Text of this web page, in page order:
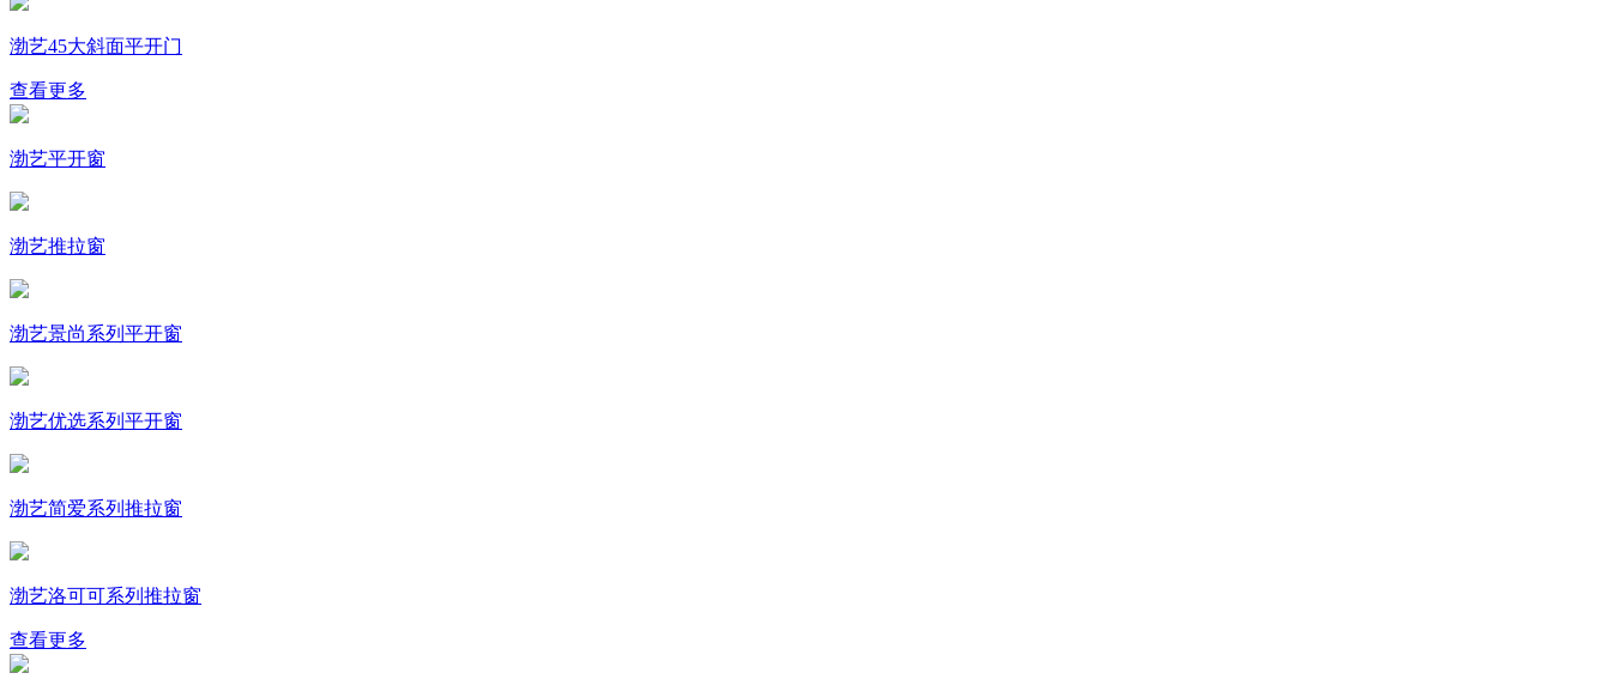
渤艺45大斜面平开门
查看更多
渤艺平开窗
渤艺推拉窗
渤艺景尚系列平开窗
渤艺优选系列平开窗
渤艺简爱系列推拉窗
渤艺洛可可系列推拉窗
查看更多